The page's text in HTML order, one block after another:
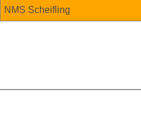
NMS Scheifling